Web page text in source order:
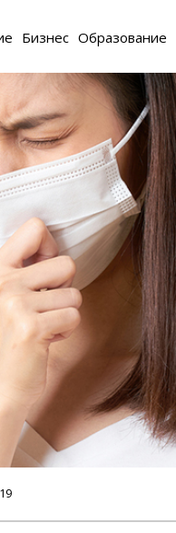
Бизнес Образование